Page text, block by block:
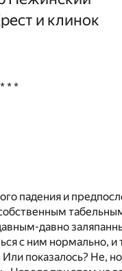
и клинок
* * *
падения и
давно
с ним нормально,
показалось? Не,